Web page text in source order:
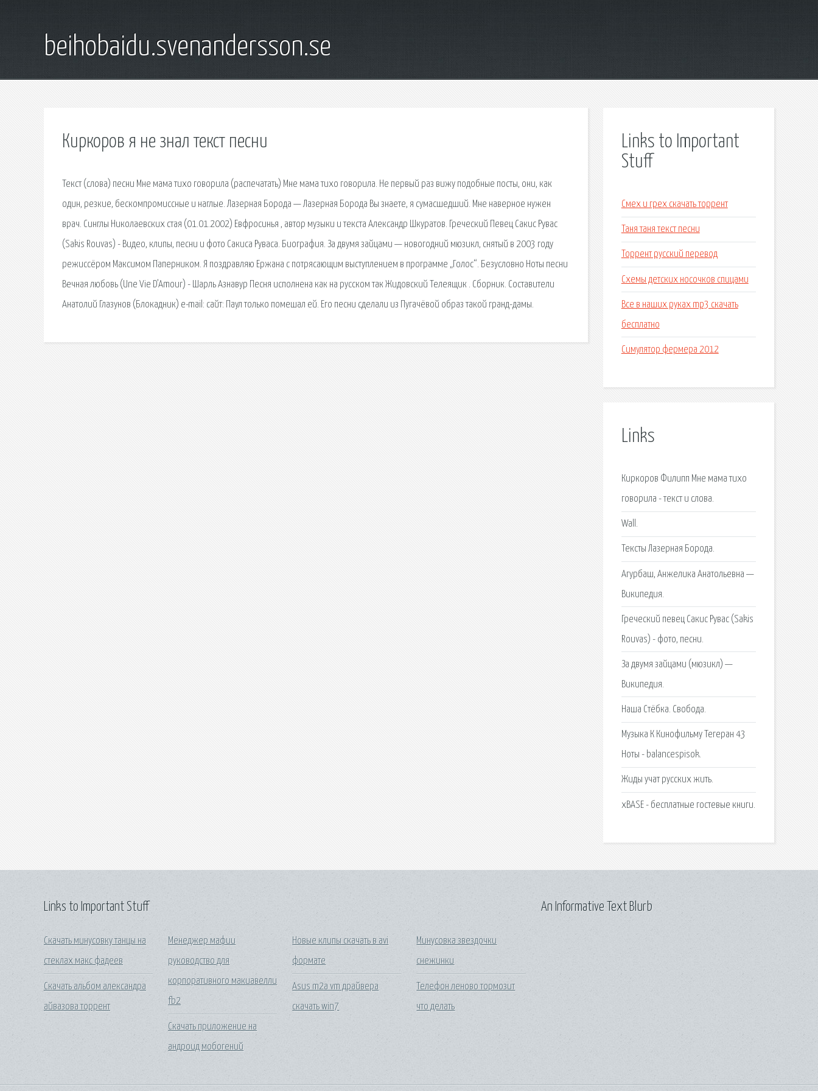
beihobaidu.svenandersson.se
Киркоров я не знал текст песни
Текст (слова) песни Мне мама тихо говорила (распечатать) Мне мама тихо говорила. Не первый раз вижу подобные посты, они, как
один, резкие, бескомпромиссные и наглые. Лазерная Борода — Лазерная Борода Вы знаете, я сумасшедший. Мне наверное нужен
врач. Синглы Николаевских стая (01.01.2002) Евфросинья , автор музыки и текста Александр Шкуратов. Греческий Певец Сакис Рувас
(Sakis Rouvas) - Видео, клипы, песни и фото Сакиса Руваса. Биография. За двумя зайцами — новогодний мюзикл, снятый в 2003 году
режиссёром Максимом Паперником. Я поздравляю Ержана с потрясающим выступлением в программе „Голос“. Безусловно Ноты песни
Вечная любовь (Une Vie D’Amour) - Шарль Азнавур Песня исполнена как на русском так Жидовский Телеящик . Сборник. Составители
Анатолий Глазунов (Блокадник) e-mail: сайт: Паул только помешал ей. Его песни сделали из Пугачёвой образ такой гранд-дамы.
Links to Important
Stuff
Смех и грех скачать торрент
Таня таня текст песни
Торрент русский перевод
Схемы детских носочков спицами
Все в наших руках mp3 скачать
бесплатно
Симулятор фермера 2012
Links
Киркоров Филипп Мне мама тихо
говорила - текст и слова.
Wall.
Тексты Лазерная Борода.
Агурбаш, Анжелика Анатольевна —
Википедия.
Греческий певец Сакис Рувас (Sakis
Rouvas) - фото, песни.
За двумя зайцами (мюзикл) —
Википедия.
Наша Стёбка. Свобода.
Музыка К Кинофильму Тегеран 43
Ноты - balancespisok.
Жиды учат русских жить.
xBASE - бесплатные гостевые книги.
Links to Important Stuff
Скачать минусовку танцы на
стеклах макс фадеев
Скачать альбом александра
айвазова торрент
Менеджер мафии
руководство для
корпоративного макиавелли
fb2
Скачать приложение на
андроид мобогений
Новые клипы скачать в avi
формате
Asus m2a vm драйвера
скачать win7
Минусовка звездочки
снежинки
Телефон леново тормозит
что делать
An Informative Text Blurb